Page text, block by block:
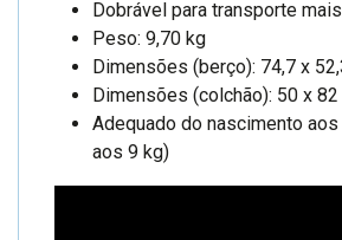
Dobrável para transporte
Peso: 9,70 kg
Dimensões (berço): 74,7 x
Dimensões (colchão): 50 x
Adequado do nascimento
aos 9 kg)